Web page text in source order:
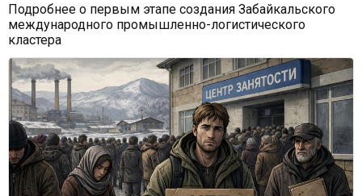
Подробнее о первым этапе создания Забайкальского
международного промышленно-логистического
кластера